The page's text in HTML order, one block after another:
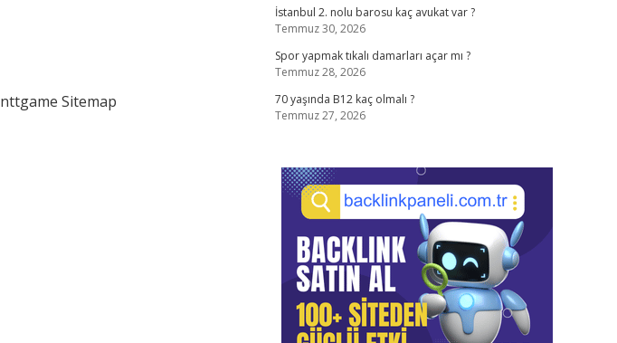
nttgame Sitemap
İstanbul 2. nolu barosu kaç avukat var ?
Temmuz 30, 2026
Spor yapmak tıkalı damarları açar mı ?
Temmuz 28, 2026
70 yaşında B12 kaç olmalı ?
Temmuz 27, 2026